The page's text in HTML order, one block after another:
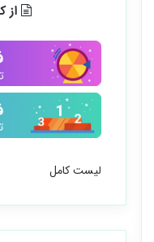
از
لیست کامل